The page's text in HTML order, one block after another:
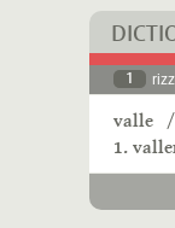
1
valle
1.